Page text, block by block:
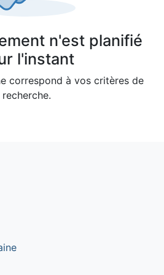
n'est planifié
l'instant
correspond à vos critères de
recherche.